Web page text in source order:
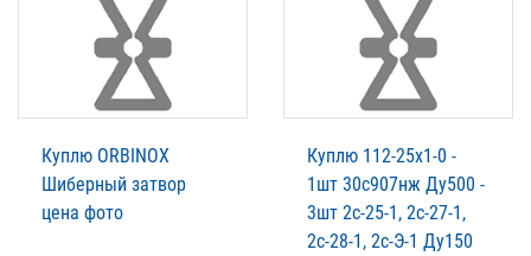
Куплю ORBINOX
Шиберный затвор
цена фото
Куплю 112-25х1-0 -
1шт 30с907нж Ду500 -
3шт 2с-25-1, 2с-27-1,
2с-28-1, 2с-Э-1 Ду150